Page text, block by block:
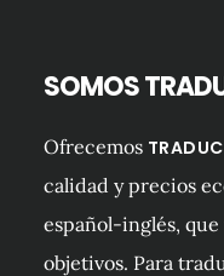
SOMOS
Ofrecemos
calidad y precios
español-inglés,
objetivos. Para